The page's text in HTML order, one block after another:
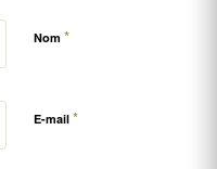
Nom *
E-mail *